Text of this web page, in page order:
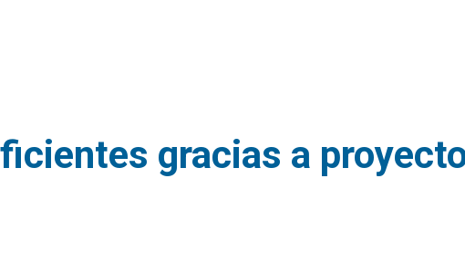
gracias a